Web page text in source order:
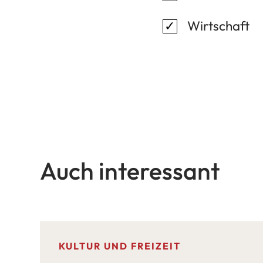
Wirtschaft
Auch interessant
KULTUR UND FREIZEIT